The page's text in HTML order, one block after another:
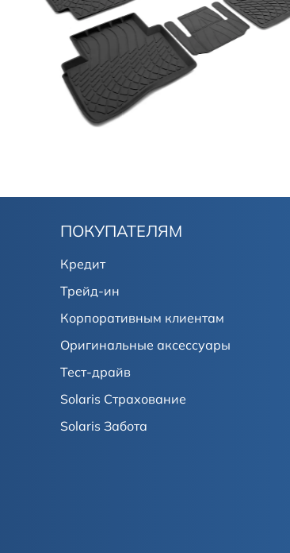
ПОКУПАТЕЛЯМ
Кредит
Трейд-ин
Корпоративным клиентам
Оригинальные аксессуары
Тест-драйв
Solaris Страхование
Solaris Забота